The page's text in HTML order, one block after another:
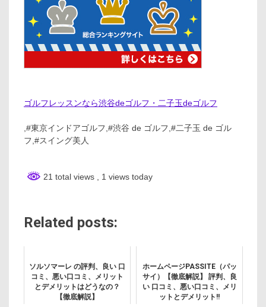
ゴルフレッスンなら渋谷deゴルフ・二子玉deゴルフ
,#東京インドアゴルフ,#渋谷 de ゴルフ,#二子玉 de ゴル
フ,#スイング美人
21 total views , 1 views today
Related posts:
ソルソマーレ の評判、良い 口
コミ、悪い口コミ、メリット
とデメリットはどうなの？
【徹底解説】
ホームページPASSITE（パッ
サイ）【徹底解説】 評判、良
い 口コミ、悪い口コミ、メリ
ットとデメリット!!